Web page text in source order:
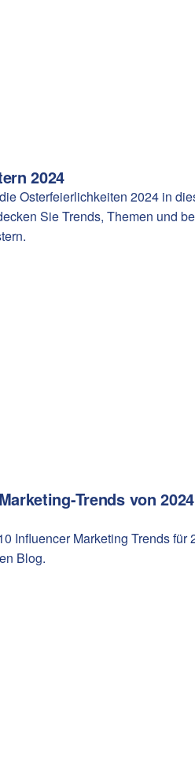
2024
Osterfeierlichkeiten 2024 in
Sie Trends, Themen und
Trends von
Influencer Marketing Trends für
Blog.